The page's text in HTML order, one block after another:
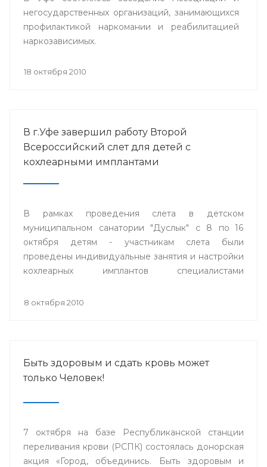
негосударственных организаций, занимающихся
профилактикой наркомании и реабилитацией
наркозависимых.
18 октября 2010
В г.Уфе завершил работу Второй
Всероссийский слет для детей с
кохлеарными имплантами
В рамках проведения слета в детском
муниципальном санатории "Дуслык" с 8 по 16
октября детям - участникам слета были
проведены индивидуальные занятия и настройки
кохлеарных имплантов специалистами
Великобритании, Германии, специалистами ФГУ
8 октября 2010
Быть здоровым и сдать кровь может
только Человек!
7 октября на базе Республиканской станции
переливания крови (РСПК) состоялась донорская
акция «Город, объединись. Быть здоровым и